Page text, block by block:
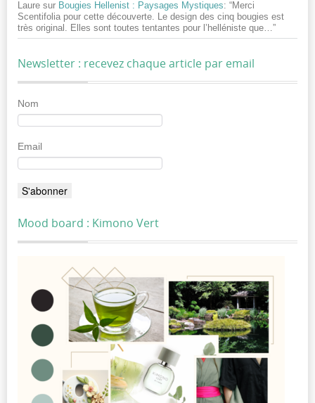
Laure sur Bougies Hellenist : Paysages Mystiques: “Merci
Scentifolia pour cette découverte. Le design des cinq bougies est
très original. Elles sont toutes tentantes pour l’helléniste que…”
Newsletter : recevez chaque article par email
Nom
Email
Mood board : Kimono Vert